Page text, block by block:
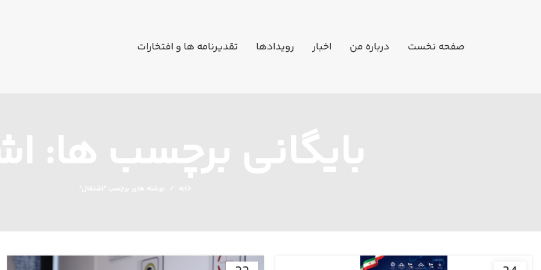
صفحه نخست درباره من اخبار رویدادها تقدیرنامه ها و افتخارات